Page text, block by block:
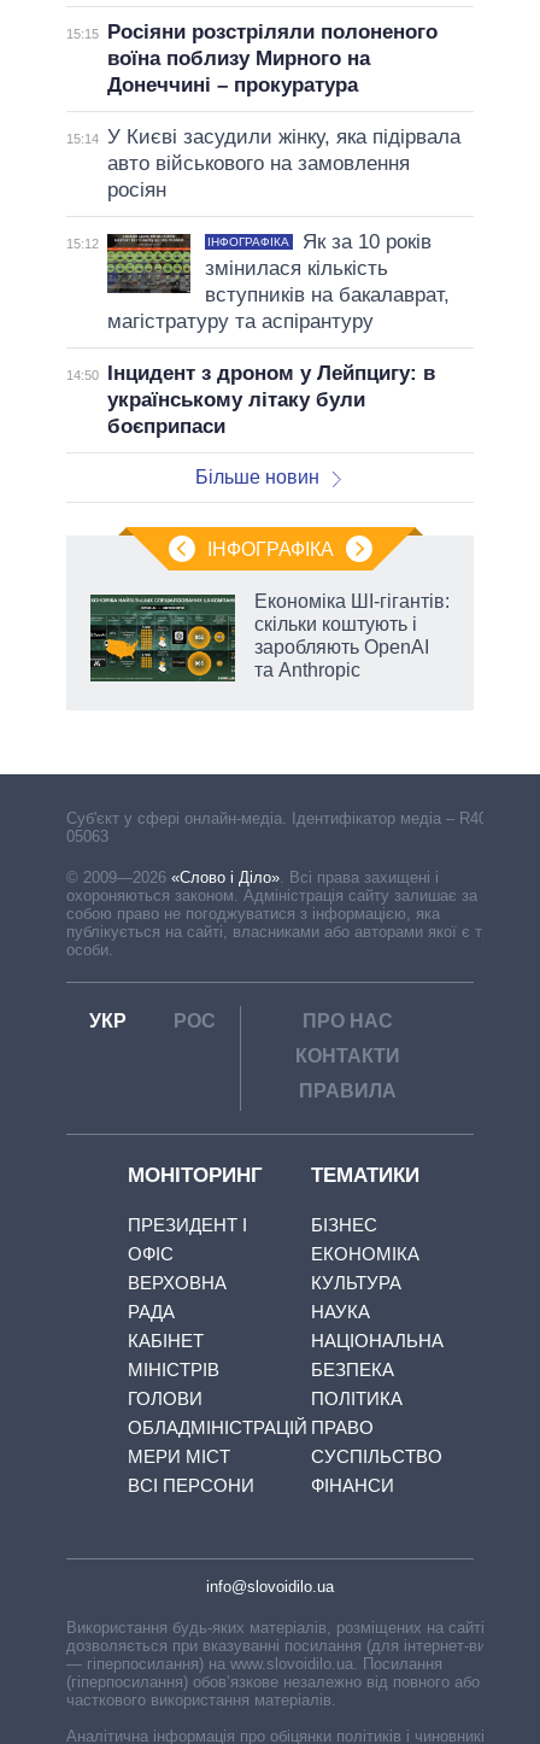
15:15
Росіяни розстріляли полоненого
воїна поблизу Мирного на
Донеччині – прокуратура
15:14 У Києві засудили жінку, яка підірвала
авто військового на замовлення
росіян
15:12 ІНФОГРАФІКА
Як за 10 років
змінилася кількість
вступників на бакалаврат,
магістратуру та аспірантуру
14:50
Інцидент з дроном у Лейпцигу: в
українському літаку були
боєприпаси
Більше новин
ІНФОГРАФІКА
Економіка ШІ-гігантів:
скільки коштують і
заробляють OpenAI
та Anthropic
Cуб'єкт у сфері онлайн-медіа. Ідентифікатор медіа – R40-
05063
© 2009—2026 «Слово і Діло»
Всі права захищені і
охороняються законом. Адміністрація сайту залишає за
собою право не погоджуватися з інформацією, яка
публікується на сайті, власниками або авторами якої є треті
особи.
УКР РОС
ПРО НАС
КОНТАКТИ
ПРАВИЛА
МОНІТОРИНГ
ПРЕЗИДЕНТ І
ОФІС
ВЕРХОВНА
РАДА
КАБІНЕТ
МІНІСТРІВ
ГОЛОВИ
ОБЛАДМІНІСТРАЦІЙ
МЕРИ МІСТ
ВСІ ПЕРСОНИ
ТЕМАТИКИ
БІЗНЕС
ЕКОНОМІКА
КУЛЬТУРА
НАУКА
НАЦІОНАЛЬНА
БЕЗПЕКА
ПОЛІТИКА
ПРАВО
СУСПІЛЬСТВО
ФІНАНСИ
info@slovoidilo.ua
Використання будь-яких матеріалів, розміщених на сайті,
дозволяється при вказуванні посилання (для інтернет-видань
— гіперпосилання) на www.slovoidilo.ua. Посилання
(гіперпосилання) обов’язкове незалежно від повного або
часткового використання матеріалів.
Аналітична інформація про обіцянки політиків і чиновників,